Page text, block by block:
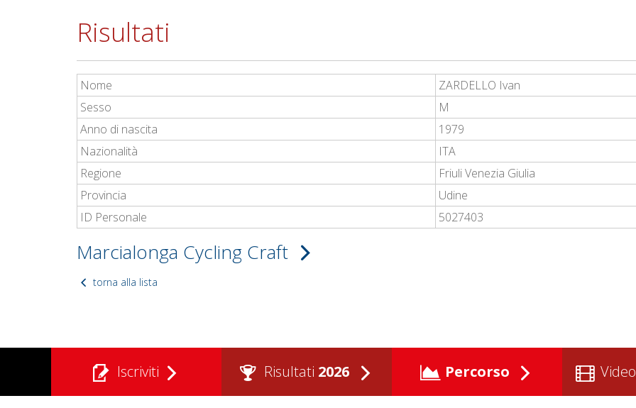
Risultati
Nome
ZARDELLO Ivan
Sesso
M
Anno di nascita
1979
Nazionalità
ITA
Regione
Friuli Venezia Giulia
Provincia
Udine
ID Personale
5027403
Marcialonga Cycling Craft
torna alla lista
Iscriviti Risultati 2026 Percorso Video